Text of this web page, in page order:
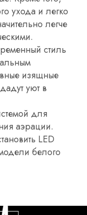
ухода и легко
легче
стиль
изящные
уют в
для
аэрации.
LED
белого